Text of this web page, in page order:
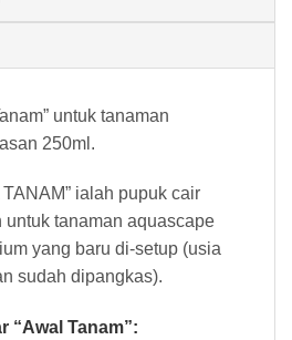
untuk tanaman
250ml.
ialah pupuk cair
tanaman aquascape
yang baru di-setup (usia
sudah dipangkas).
“Awal Tanam”: